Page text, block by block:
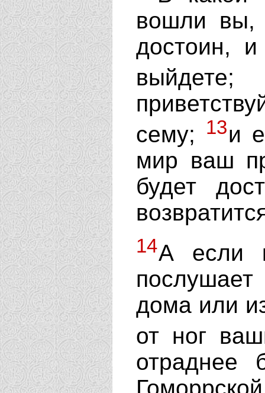
вошли вы,
достоин,
сему;
13и
мир ваш
будет
14А если
дома или
от ног
отраднее